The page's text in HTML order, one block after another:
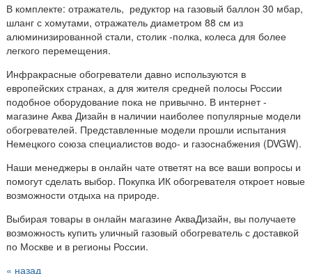
В комплекте: отражатель, редуктор на газовый баллон 30 мбар,
шланг с хомутами, отражатель диаметром 88 см из
алюминизированной стали, столик -полка, колеса для более
легкого перемещения.
Инфракрасные обогреватели давно используются в
европейских странах, а для жителя средней полосы России
подобное оборудование пока не привычно. В интернет -
магазине Аква Дизайн в наличии наиболее популярные модели
обогревателей. Представленные модели прошли испытания
Немецкого союза специалистов водо- и газоснабжения (DVGW).
Наши менеджеры в онлайн чате ответят на все ваши вопросы и
помогут сделать выбор. Покупка ИК обогревателя откроет новые
возможности отдыха на природе.
Выбирая товары в онлайн магазине АкваДизайн, вы получаете
возможность купить уличный газовый обогреватель с доставкой
по Москве и в регионы России.
« назад